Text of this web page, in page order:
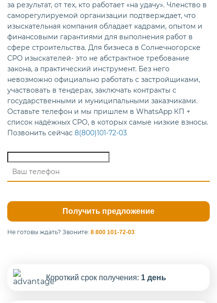
за результат, от тех, кто работает «на удачу». Членство в
саморегулируемой организации подтверждает, что
изыскательная компания обладает кадрами, опытом и
финансовыми гарантиями для выполнения работ в
сфере строительства. Для бизнеса в Солнечногорске
СРО изыскателей- это не абстрактное требование
закона, а практический инструмент. Без него
невозможно официально работать с застройщиками,
участвовать в тендерах, заключать контракты с
государственными и муниципальными заказчиками.
Оставьте телефон и мы пришлем в WhatsApp КП +
список надёжных СРО, в которых самые низкие взносы.
Позвонить сейчас 8(800)101-72-03
Не готовы ждать? Звоните: 8 800 101-72-03
Короткий срок получения: 1 день